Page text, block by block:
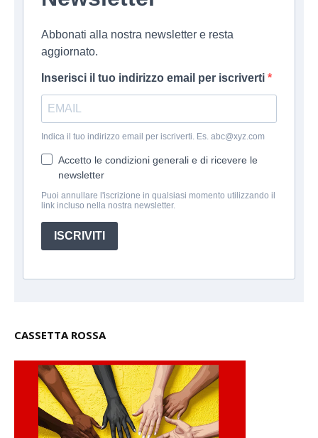
Abbonati alla nostra newsletter e resta
aggiornato.
Inserisci il tuo indirizzo email per iscriverti
Indica il tuo indirizzo email per iscriverti. Es. abc@xyz.com
Accetto le condizioni generali e di ricevere le
newsletter
Puoi annullare l'iscrizione in qualsiasi momento utilizzando il
link incluso nella nostra newsletter.
ISCRIVITI
CASSETTA ROSSA